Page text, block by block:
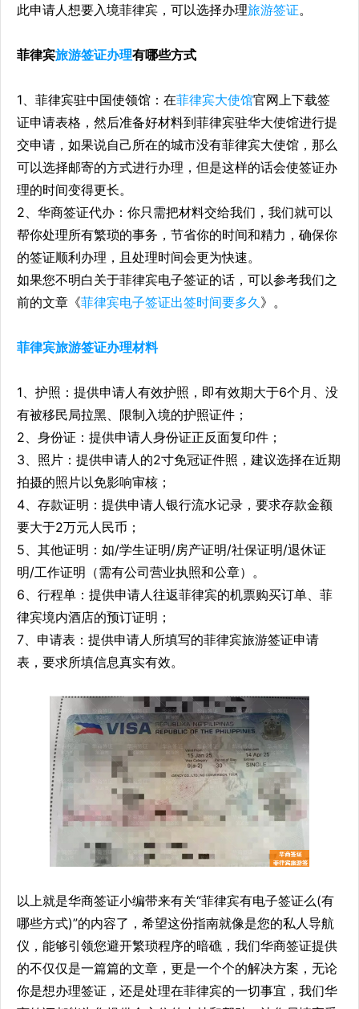
此申请人想要入境菲律宾，可以选择办理旅游签证。
菲律宾旅游签证办理有哪些方式
1、菲律宾驻中国使领馆：在菲律宾大使馆官网上下载签
证申请表格，然后准备好材料到菲律宾驻华大使馆进行提
交申请，如果说自己所在的城市没有菲律宾大使馆，那么
可以选择邮寄的方式进行办理，但是这样的话会使签证办
理的时间变得更长。
2、华商签证代办：你只需把材料交给我们，我们就可以
帮你处理所有繁琐的事务，节省你的时间和精力，确保你
的签证顺利办理，且处理时间会更为快速。
如果您不明白关于菲律宾电子签证的话，可以参考我们之
前的文章《菲律宾电子签证出签时间要多久 》。
菲律宾旅游签证办理材料
1、护照：提供申请人有效护照，即有效期大于6个月、没
有被移民局拉黑、限制入境的护照证件；
2、身份证：提供申请人身份证正反面复印件；
3、照片：提供申请人的2寸免冠证件照，建议选择在近期
拍摄的照片以免影响审核；
4、存款证明：提供申请人银行流水记录，要求存款金额
要大于2万元人民币；
5、其他证明：如/学生证明/房产证明/社保证明/退休证
明/工作证明（需有公司营业执照和公章）。
6、行程单：提供申请人往返菲律宾的机票购买订单、菲
律宾境内酒店的预订证明；
7、申请表：提供申请人所填写的菲律宾旅游签证申请
表，要求所填信息真实有效。
以上就是华商签证小编带来有关“菲律宾有电子签证么(有
哪些方式)”的内容了，希望这份指南就像是您的私人导航
仪，能够引领您避开繁琐程序的暗礁，我们华商签证提供
的不仅仅是一篇篇的文章，更是一个个的解决方案，无论
你是想办理签证，还是处理在菲律宾的一切事宜，我们华